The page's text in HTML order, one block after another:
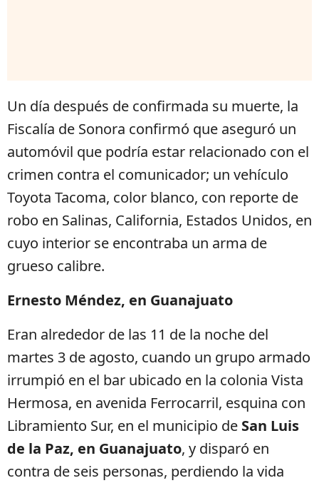
Un día después de confirmada su muerte, la
Fiscalía de Sonora confirmó que aseguró un
automóvil que podría estar relacionado con el
crimen contra el comunicador; un vehículo
Toyota Tacoma, color blanco, con reporte de
robo en Salinas, California, Estados Unidos, en
cuyo interior se encontraba un arma de
grueso calibre.
Ernesto Méndez, en Guanajuato
Eran alrededor de las 11 de la noche del
martes 3 de agosto, cuando un grupo armado
irrumpió en el bar ubicado en la colonia Vista
Hermosa, en avenida Ferrocarril, esquina con
Libramiento Sur, en el municipio de San Luis
de la Paz, en Guanajuato, y disparó en
contra de seis personas, perdiendo la vida